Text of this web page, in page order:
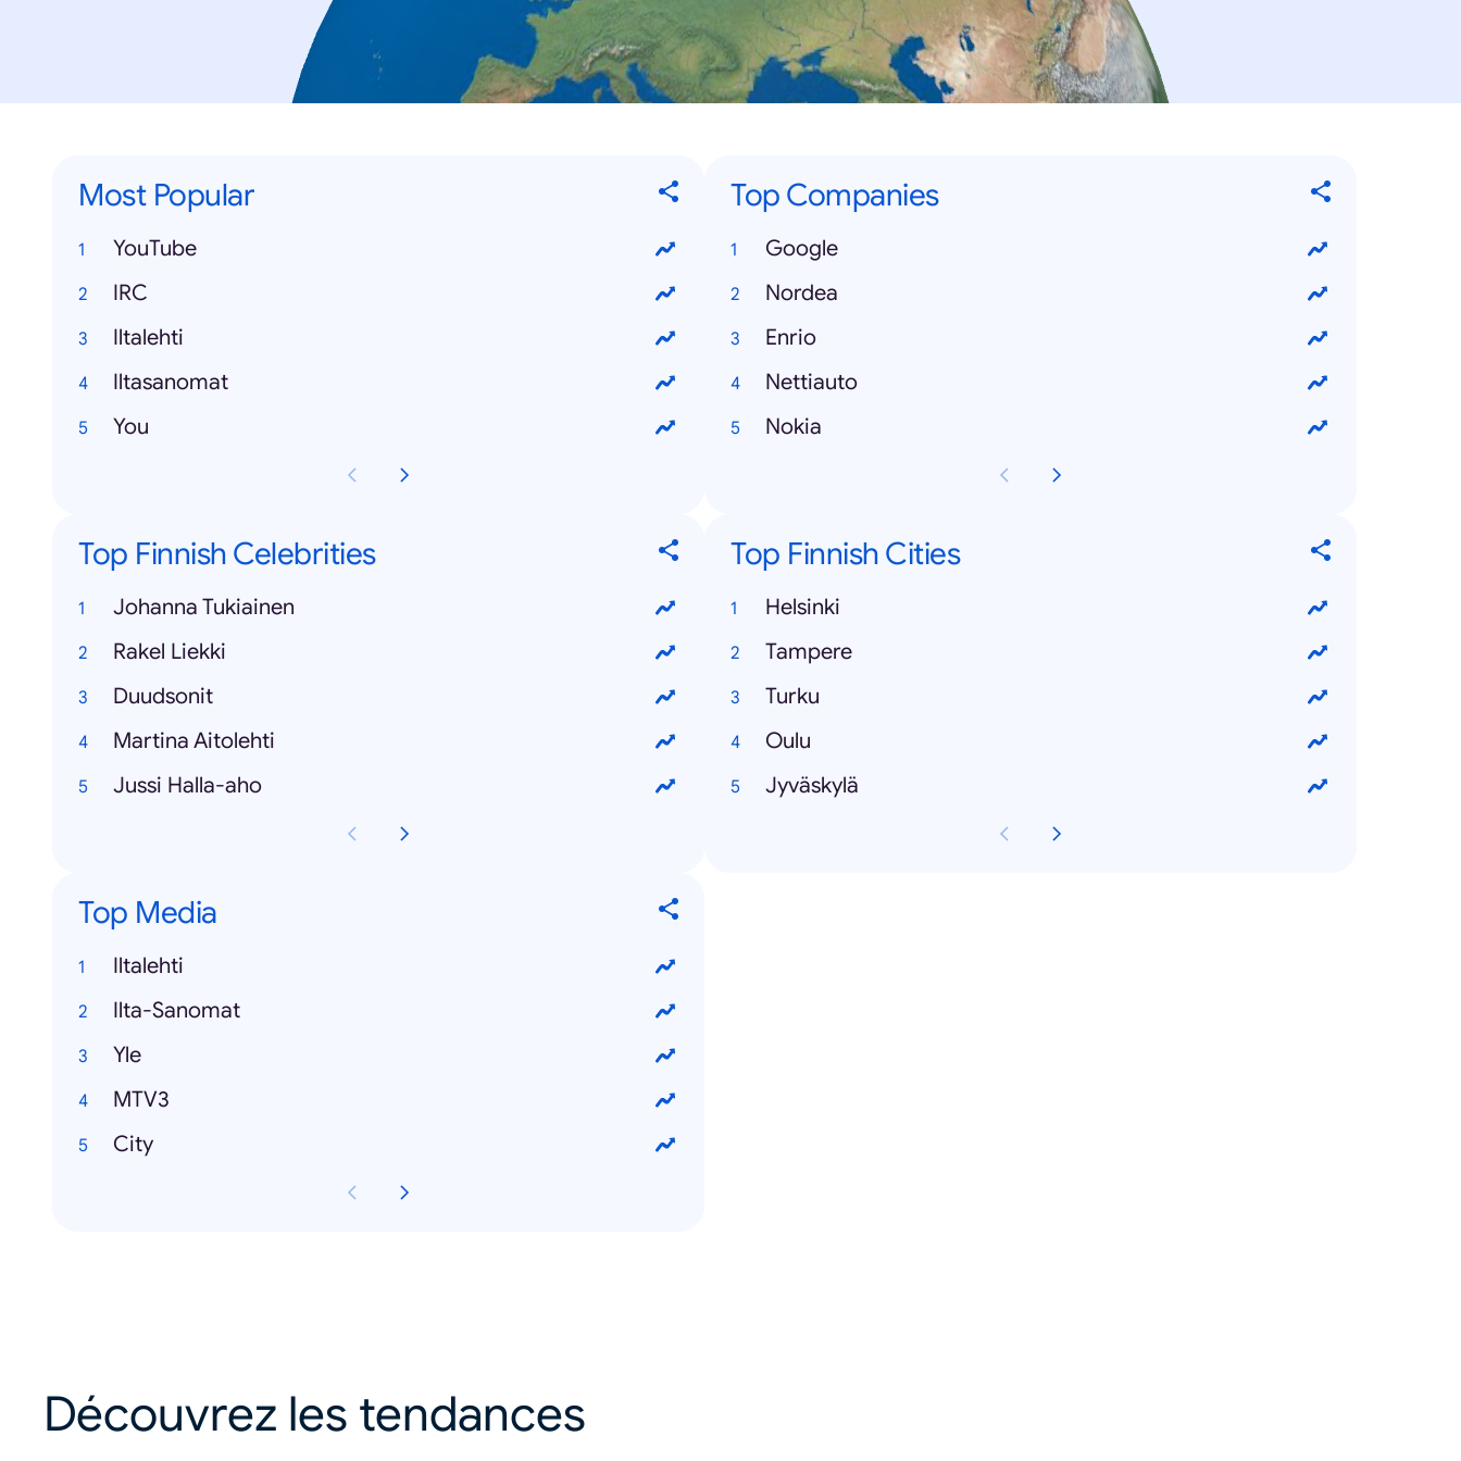
Most Popular
YouTube
IRC
Iltalehti
Iltasanomat
You
Top Companies
Google
Nordea
Enrio
Nettiauto
Nokia
Top Finnish Celebrities
Johanna Tukiainen
Rakel Liekki
Duudsonit
Martina Aitolehti
Jussi Halla-aho
Top Finnish Cities
Helsinki
Tampere
Turku
Oulu
Jyväskylä
Top Media
Iltalehti
Ilta-Sanomat
Yle
MTV3
City
Découvrez les tendances